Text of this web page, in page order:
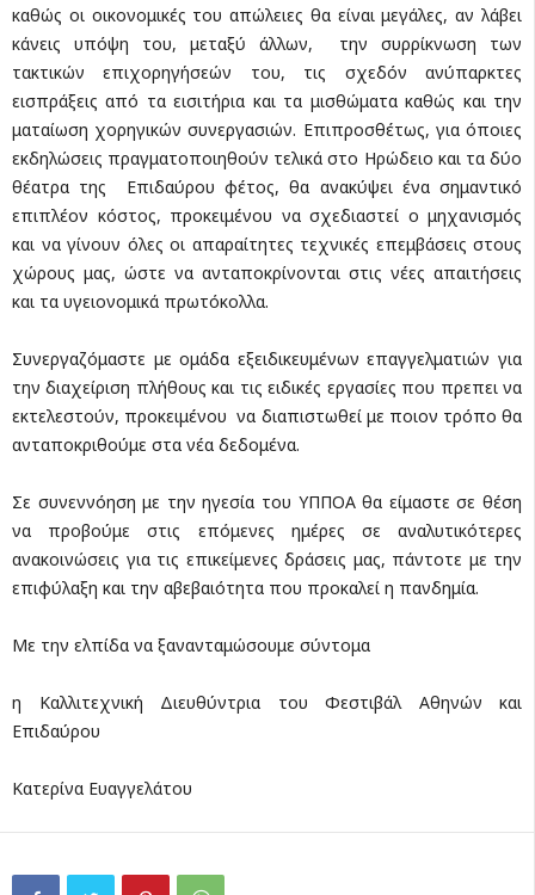
καθώς οι οικονομικές του απώλειες θα είναι μεγάλες, αν λάβει
κάνεις υπόψη του, μεταξύ άλλων, την συρρίκνωση των
τακτικών επιχορηγήσεών του, τις σχεδόν ανύπαρκτες
εισπράξεις από τα εισιτήρια και τα μισθώματα καθώς και την
ματαίωση χορηγικών συνεργασιών. Επιπροσθέτως, για όποιες
εκδηλώσεις πραγματοποιηθούν τελικά στο Ηρώδειο και τα δύο
θέατρα της Επιδαύρου φέτος, θα ανακύψει ένα σημαντικό
επιπλέον κόστος, προκειμένου να σχεδιαστεί ο μηχανισμός
και να γίνουν όλες οι απαραίτητες τεχνικές επεμβάσεις στους
χώρους μας, ώστε να ανταποκρίνονται στις νέες απαιτήσεις
και τα υγειονομικά πρωτόκολλα.
Συνεργαζόμαστε με ομάδα εξειδικευμένων επαγγελματιών για
την διαχείριση πλήθους και τις ειδικές εργασίες που πρεπει να
εκτελεστούν, προκειμένου να διαπιστωθεί με ποιον τρόπο θα
ανταποκριθούμε στα νέα δεδομένα.
Σε συνεννόηση με την ηγεσία του ΥΠΠΟΑ θα είμαστε σε θέση
να προβούμε στις επόμενες ημέρες σε αναλυτικότερες
ανακοινώσεις για τις επικείμενες δράσεις μας, πάντοτε με την
επιφύλαξη και την αβεβαιότητα που προκαλεί η πανδημία.
Με την ελπίδα να ξανανταμώσουμε σύντομα
η Καλλιτεχνική Διευθύντρια του Φεστιβάλ Αθηνών και
Επιδαύρου
Κατερίνα Ευαγγελάτου